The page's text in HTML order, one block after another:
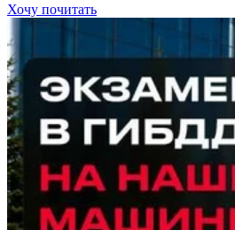
Хочу почитать